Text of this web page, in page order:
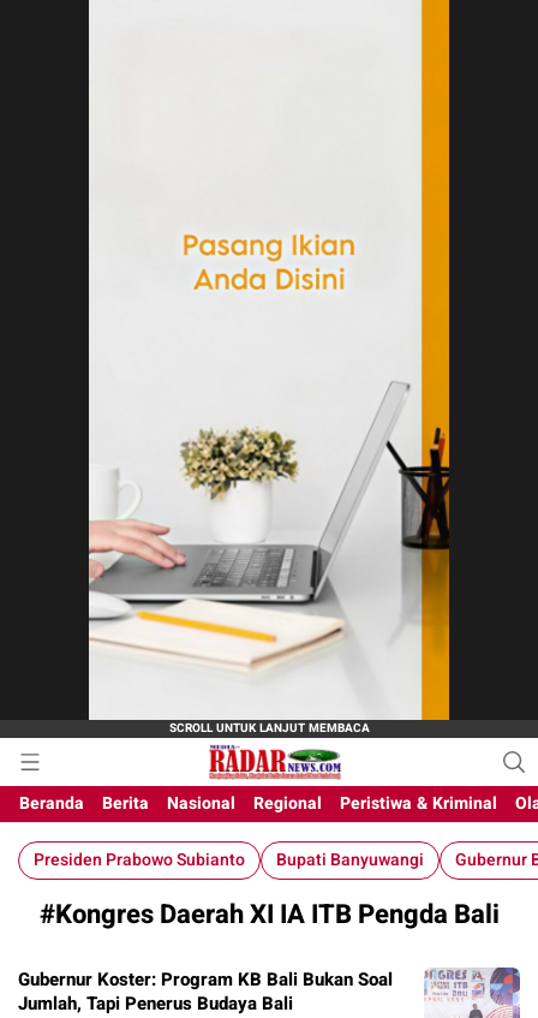
M-Radar News
media online
Beranda
Berita Nasional Regional Peristiwa & Kriminal
Presiden Prabowo Subianto Bupati Banyuwangi Gubernur
#Kongres Daerah XI IA ITB Pengda Bali
Gubernur Koster: Program KB Bali Bukan Soal
Jumlah, Tapi Penerus Budaya Bali